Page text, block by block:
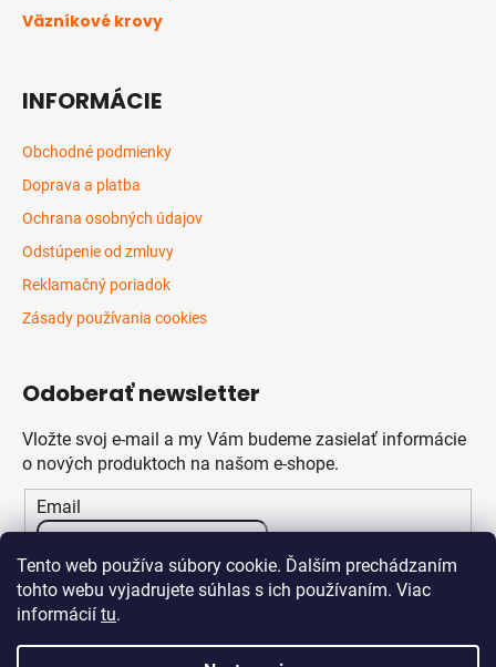
Tento web používa súbory cookie. Ďalším prechádzaním
tohto webu vyjadrujete súhlas s ich používaním. Viac
informácií tu.
Väzníkové krovy
INFORMÁCIE
Obchodné podmienky
Doprava a platba
Ochrana osobných údajov
Odstúpenie od zmluvy
Reklamačný poriadok
Zásady používania cookies
Odoberať newsletter
Vložte svoj e-mail a my Vám budeme zasielať informácie
o nových produktoch na našom e-shope.
Email
Vložením e-mailu súhlasíte spodmienkami ochrany
osobných údajov
PRIHLÁSIŤ SA